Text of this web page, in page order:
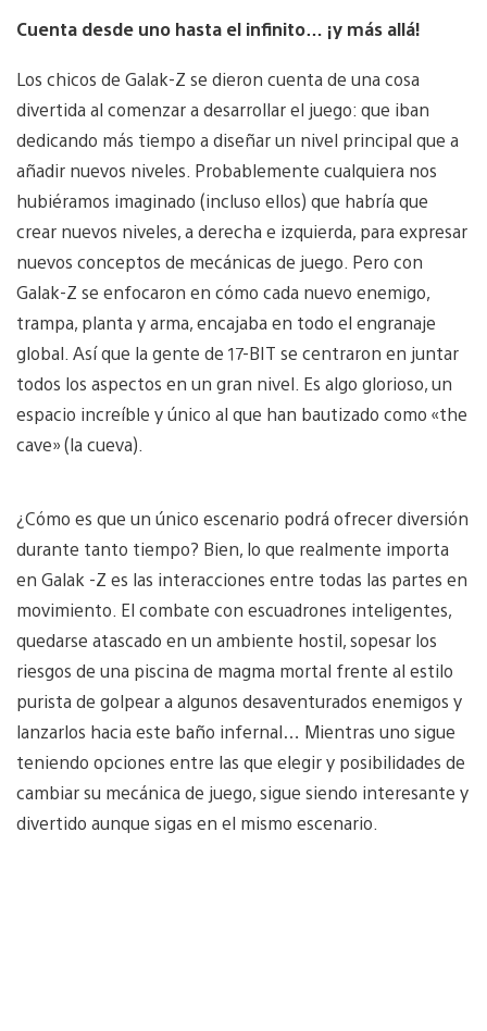
Cuenta desde uno hasta el infinito… ¡y más allá!
Los chicos de Galak-Z se dieron cuenta de una cosa
divertida al comenzar a desarrollar el juego: que iban
dedicando más tiempo a diseñar un nivel principal que a
añadir nuevos niveles. Probablemente cualquiera nos
hubiéramos imaginado (incluso ellos) que habría que
crear nuevos niveles, a derecha e izquierda, para expresar
nuevos conceptos de mecánicas de juego. Pero con
Galak-Z se enfocaron en cómo cada nuevo enemigo,
trampa, planta y arma, encajaba en todo el engranaje
global. Así que la gente de 17-BIT se centraron en juntar
todos los aspectos en un gran nivel. Es algo glorioso, un
espacio increíble y único al que han bautizado como «the
cave» (la cueva).
¿Cómo es que un único escenario podrá ofrecer diversión
durante tanto tiempo? Bien, lo que realmente importa
en Galak -Z es las interacciones entre todas las partes en
movimiento. El combate con escuadrones inteligentes,
quedarse atascado en un ambiente hostil, sopesar los
riesgos de una piscina de magma mortal frente al estilo
purista de golpear a algunos desaventurados enemigos y
lanzarlos hacia este baño infernal… Mientras uno sigue
teniendo opciones entre las que elegir y posibilidades de
cambiar su mecánica de juego, sigue siendo interesante y
divertido aunque sigas en el mismo escenario.